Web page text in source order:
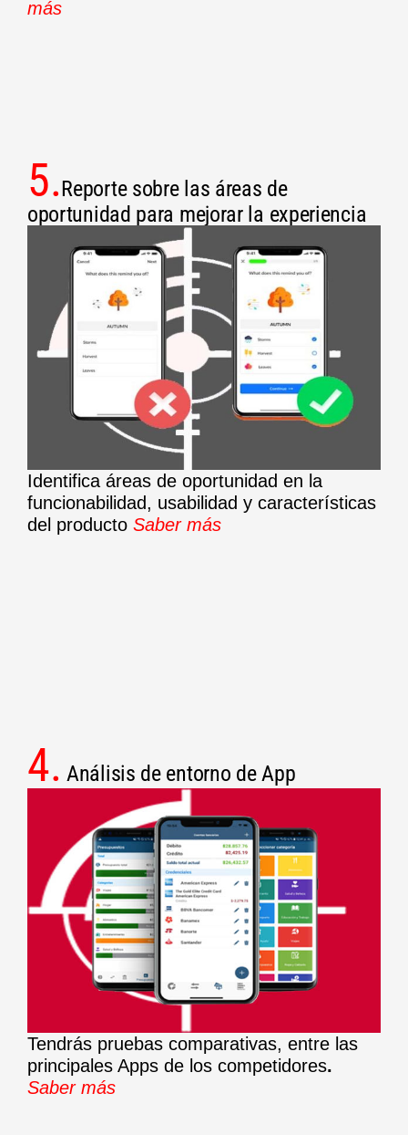
más
5.Reporte sobre las áreas de
oportunidad para mejorar la experiencia
Identifica áreas de oportunidad en la
funcionabilidad, usabilidad y características
del producto Saber más
4. Análisis de entorno de App
Tendrás pruebas comparativas, entre las
principales Apps de los competidores.
Saber más